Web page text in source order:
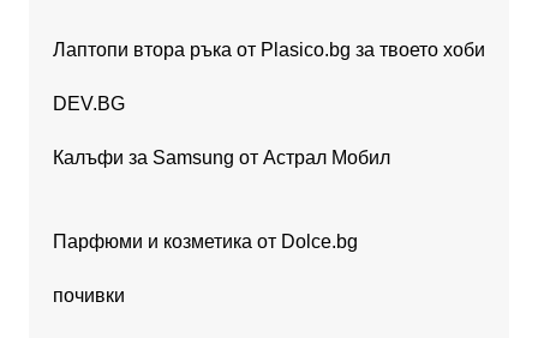
Лаптопи втора ръка от Plasico.bg за твоето хоби
DEV.BG
Калъфи за Samsung от Астрал Мобил
Парфюми и козметика от Dolce.bg
почивки